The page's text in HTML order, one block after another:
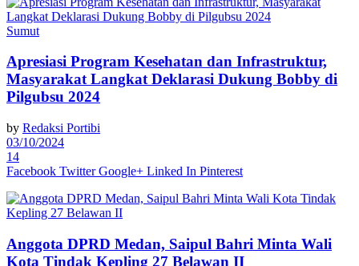
Sumut
Apresiasi Program Kesehatan dan Infrastruktur,
Masyarakat Langkat Deklarasi Dukung Bobby di
Pilgubsu 2024
by Redaksi Portibi
03/10/2024
14
Facebook Twitter Google+ Linked In Pinterest
Anggota DPRD Medan, Saipul Bahri Minta Wali
Kota Tindak Kepling 27 Belawan II